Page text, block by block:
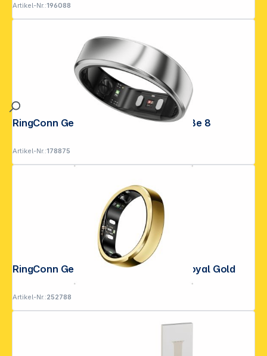
Artikel-Nr.:196088
RingConn Gen2 Smart Ring Silber Größe 8
Artikel-Nr.:178875
RingConn Gen3 Smart Ring Größe 9 Royal Gold
Artikel-Nr.:252788